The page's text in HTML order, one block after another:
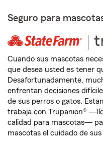
Seguro para
Cuando sus mascotas
que desea usted es tener
Desafortunadamente,
enfrentan decisiones
de sus perros o gatos.
trabaja con Trupanion®
calidad para mascotas—
mascotas el cuidado de